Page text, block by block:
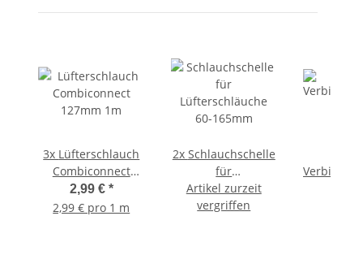
3x Lüfterschlauch
Combiconnect
127mm 1m
2,99 € *
2,99 € pro 1 m
2x Schlauchschelle
für
Lüfterschläuche
60-165mm
Artikel zurzeit
vergriffen